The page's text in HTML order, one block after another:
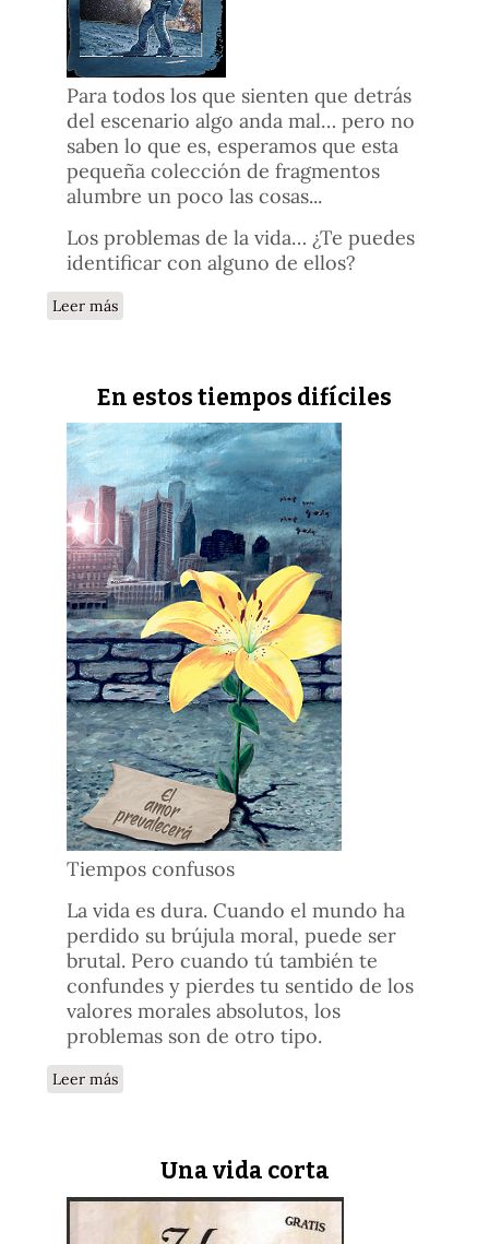
Para todos los que sienten que detrás
del escenario algo anda mal… pero no
saben lo que es, esperamos que esta
pequeña colección de fragmentos
alumbre un poco las cosas...
Los problemas de la vida… ¿Te puedes
identificar con alguno de ellos?
Leer mássobre La difícil situación del hombre
En estos tiempos difíciles
Tiempos confusos
La vida es dura. Cuando el mundo ha
perdido su brújula moral, puede ser
brutal. Pero cuando tú también te
confundes y pierdes tu sentido de los
valores morales absolutos, los
problemas son de otro tipo.
Leer mássobre En estos tiempos difíciles
Una vida corta